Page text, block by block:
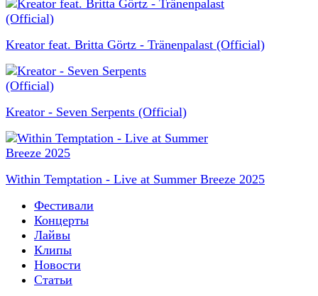
Kreator feat. Britta Görtz - Tränenpalast (Official)
Kreator - Seven Serpents (Official)
Within Temptation - Live at Summer Breeze 2025
Фестивали
Концерты
Лайвы
Клипы
Новости
Статьи